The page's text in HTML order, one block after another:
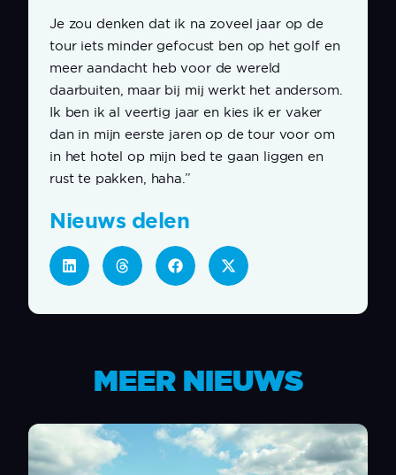
Je zou denken dat ik na zoveel jaar op de
tour iets minder gefocust ben op het golf en
meer aandacht heb voor de wereld
daarbuiten, maar bij mij werkt het andersom.
Ik ben ik al veertig jaar en kies ik er vaker
dan in mijn eerste jaren op de tour voor om
in het hotel op mijn bed te gaan liggen en
rust te pakken, haha.”
Nieuws delen
MEER NIEUWS